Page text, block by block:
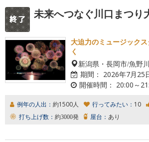
未来へつなぐ川口まつり
大迫力のミュージック
く
新潟県・長岡市/魚野
期間： 2026年7月25
開催時間： 20:00～
例年の人出： 約1500人 行ってみたい： 10
打ち上げ数： 約3000発 屋台： あり